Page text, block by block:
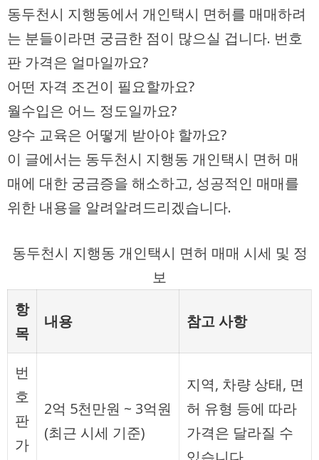
동두천시 지행동에서 개인택시 면허를 매매하려
는 분들이라면 궁금한 점이 많으실 겁니다. 번호
판 가격은 얼마일까요?
어떤 자격 조건이 필요할까요?
월수입은 어느 정도일까요?
양수 교육은 어떻게 받아야 할까요?
이 글에서는 동두천시 지행동 개인택시 면허 매
매에 대한 궁금증을 해소하고, 성공적인 매매를
위한 내용을 알려알려드리겠습니다.
동두천시 지행동 개인택시 면허 매매 시세 및 정
보
항
목
내용 참고 사항
번
호
판
가
2억 5천만원 ~ 3억원
(최근 시세 기준)
지역, 차량 상태, 면
허 유형 등에 따라
가격은 달라질 수